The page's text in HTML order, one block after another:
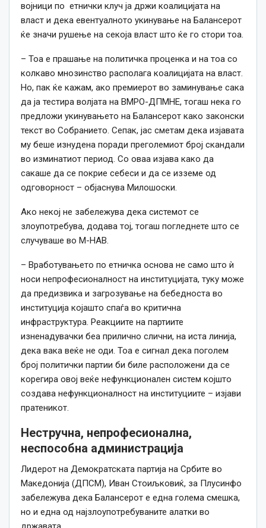
војници по етнички клуч ја држи коалицијата на
власт и дека евентуалното укинување на Балансерот
ќе значи рушење на секоја власт што ќе го стори тоа.
– Тоа е прашање на политичка проценка и на тоа со
колкаво мнозинство располага коалицијата на власт.
Но, пак ќе кажам, ако премиерот во заминување сака
да ја тестира волјата на ВМРО-ДПМНЕ, тогаш нека го
предложи укинувањето на Балансерот како законски
текст во Собранието. Сепак, јас сметам дека изјавата
му беше изнудена поради преголемиот број скандали
во изминатиот период. Со оваа изјава како да
сакаше да се покрие себеси и да се изземе од
одговорност – објаснува Милошоски.
Ако некој не забележува дека системот се
злоупотребува, додава тој, тогаш погледнете што се
случуваше во М-НАВ.
– Вработувањето по етничка основа не само што ѝ
носи непрофесионалност на институцијата, туку може
да предизвика и загрозување на бебедноста во
институција којашто спаѓа во критична
инфраструктура. Реакциите на партиите
изненадувачки беа прилично слични, на иста линија,
дека вака веќе не оди. Тоа е сигнал дека поголем
број политички партии би биле расположени да се
корегира овој веќе нефункционален систем којшто
создава нефункционалност на институциите – изјави
пратеникот.
Нестручна, непрофесионална,
неспособна администрација
Лидерот на Демократската партија на Србите во
Македонија (ДПСМ), Иван Стоиљковиќ, за Плусинфо
забележува дека Балансерот е една голема смешка,
но и една од најзлоупотребуваните алатки во